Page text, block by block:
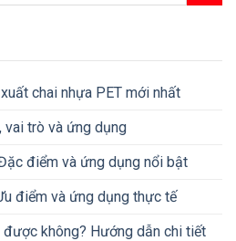
chai nhựa PET mới nhất
vai trò và ứng dụng
điểm và ứng dụng nổi bật
điểm và ứng dụng thực tế
không? Hướng dẫn chi tiết